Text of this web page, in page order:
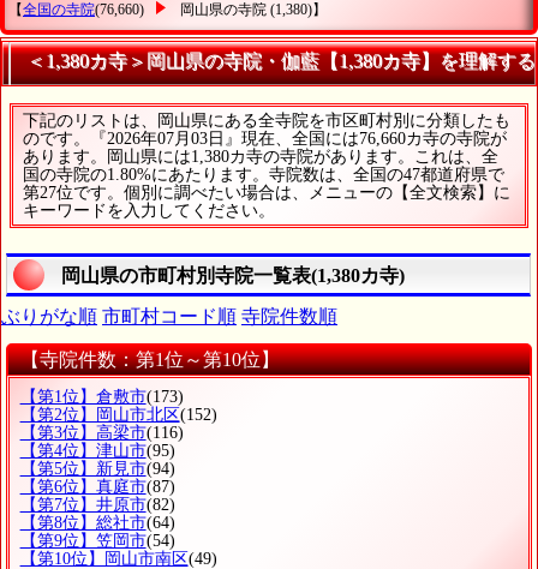
【全国の寺院(76,660) 岡山県の寺院 (1,380)】
＜1,380カ寺＞岡山県の寺院・伽藍【1,380カ寺】を理解する
下記のリストは、岡山県にある全寺院を市区町村別に分類したも
のです。『2026年07月03日』現在、全国には76,660カ寺の寺院が
あります。岡山県には1,380カ寺の寺院があります。これは、全
国の寺院の1.80%にあたります。寺院数は、全国の47都道府県で
第27位です。個別に調べたい場合は、メニューの【全文検索】に
キーワードを入力してください。
岡山県の市町村別寺院一覧表(1,380カ寺)
ぶりがな順 市町村コード順 寺院件数順
【寺院件数：第1位～第10位】
【第1位】倉敷市(173)
【第2位】岡山市北区(152)
【第3位】高梁市(116)
【第4位】津山市(95)
【第5位】新見市(94)
【第6位】真庭市(87)
【第7位】井原市(82)
【第8位】総社市(64)
【第9位】笠岡市(54)
【第10位】岡山市南区(49)